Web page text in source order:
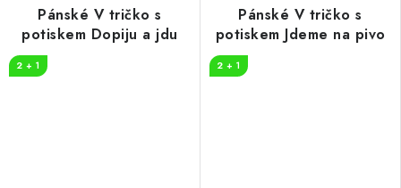
Pánské V tričko s
potiskem Dopiju a jdu
2 + 1
Pánské V tričko s
potiskem Jdeme na pivo
2 + 1